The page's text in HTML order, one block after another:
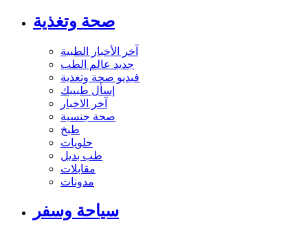
صحة وتغذية
آخر الأخبار الطبية
جديد عالم الطب
فيديو صحة وتغذية
إسأل طبيبك
آخر الاخبار
صحة جنسية
طبخ
حلويات
طب بديل
مقابلات
مدونات
سياحة وسفر